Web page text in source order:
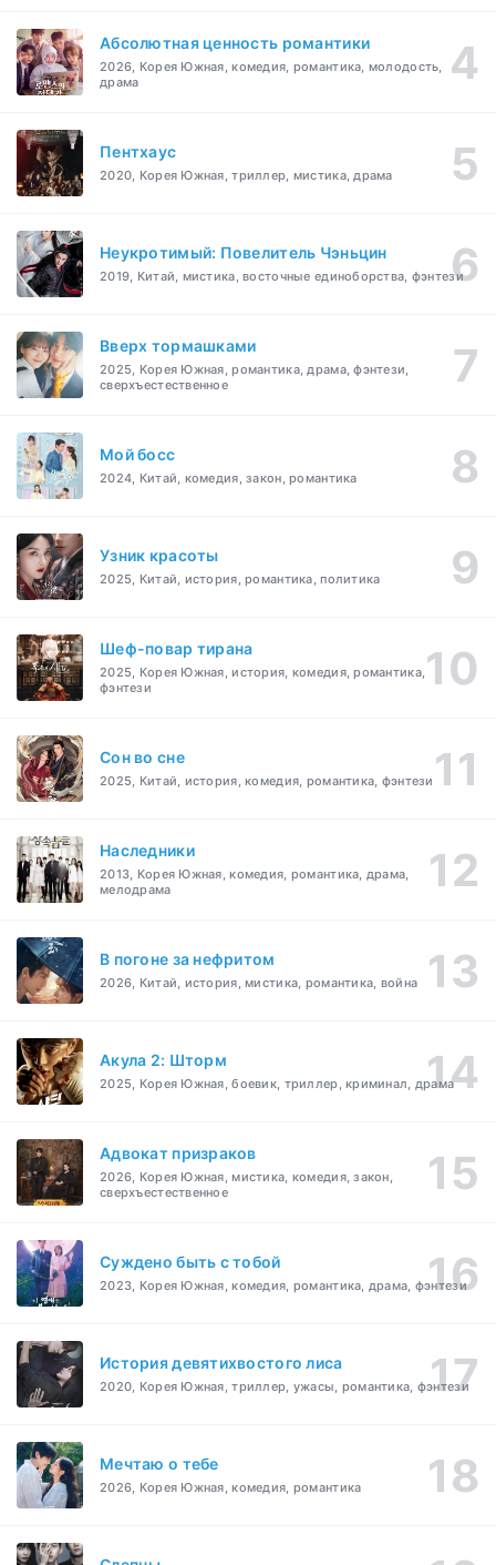
Абсолютная ценность романтики
2026, Корея Южная, комедия, романтика, молодость,
драма
Пентхаус
2020, Корея Южная, триллер, мистика, драма
Неукротимый: Повелитель Чэньцин
2019, Китай, мистика, восточные единоборства, фэнтези
Вверх тормашками
2025, Корея Южная, романтика, драма, фэнтези,
сверхъестественное
Мой босс
2024, Китай, комедия, закон, романтика
Узник красоты
2025, Китай, история, романтика, политика
Шеф-повар тирана
2025, Корея Южная, история, комедия, романтика,
фэнтези
Cон во сне
2025, Китай, история, комедия, романтика, фэнтези
Наследники
2013, Корея Южная, комедия, романтика, драма,
мелодрама
В погоне за нефритом
2026, Китай, история, мистика, романтика, война
Акула 2: Шторм
2025, Корея Южная, боевик, триллер, криминал, драма
Адвокат призраков
2026, Корея Южная, мистика, комедия, закон,
сверхъестественное
Суждено быть с тобой
2023, Корея Южная, комедия, романтика, драма, фэнтези
История девятихвостого лиса
2020, Корея Южная, триллер, ужасы, романтика, фэнтези
Мечтаю о тебе
2026, Корея Южная, комедия, романтика